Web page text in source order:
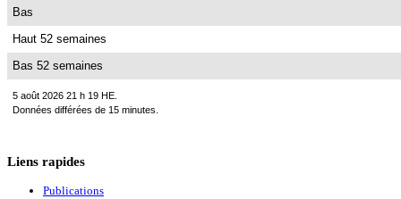
Bas
Haut 52 semaines
Bas 52 semaines
5 août 2026 21 h 19 HE.
Données différées de 15 minutes.
Liens rapides
Publications